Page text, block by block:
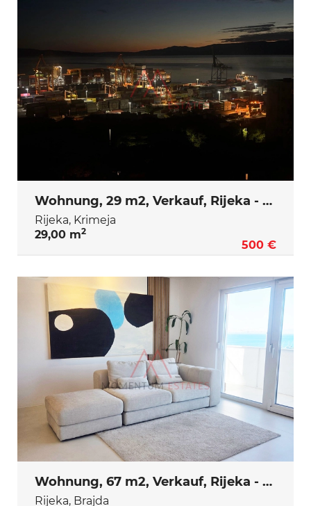
Wohnung, 29 m2, Verkauf, Rijeka - Krimeja
Rijeka, Krimeja
29,00 m2
500 €
Wohnung, 67 m2, Verkauf, Rijeka - Brajda
Rijeka, Brajda